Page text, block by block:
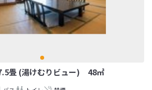
畳 (湯けむりビュー) 48㎡